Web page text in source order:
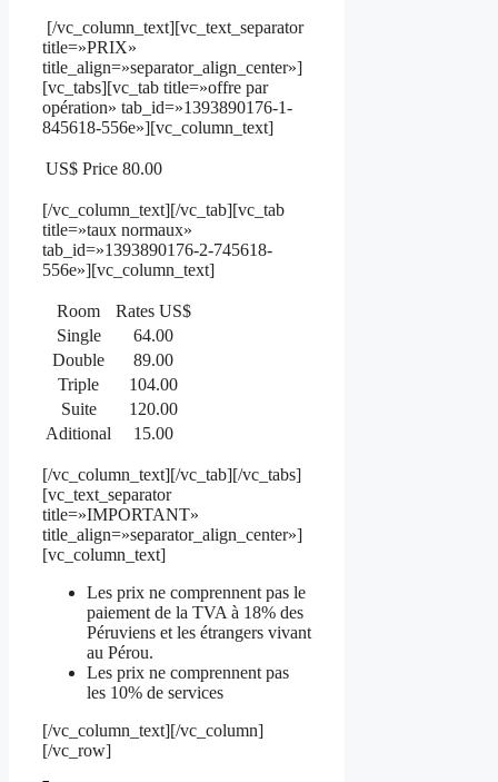
[/vc_column_text][vc_text_separator
title=»PRIX»
title_align=»separator_align_center»]
[vc_tabs][vc_tab title=»offre par
opération» tab_id=»1393890176-1-
845618-556e»][vc_column_text]
US$ Price 80.00
[/vc_column_text][/vc_tab][vc_tab
title=»taux normaux»
tab_id=»1393890176-2-745618-
556e»][vc_column_text]
Room
Rates US$
Single
64.00
Double
89.00
Triple
104.00
Suite
120.00
Aditional
15.00
[/vc_column_text][/vc_tab][/vc_tabs]
[vc_text_separator
title=»IMPORTANT»
title_align=»separator_align_center»]
[vc_column_text]
Les prix ne comprennent pas le
paiement de la TVA à 18% des
Péruviens et les étrangers vivant
au Pérou.
Les prix ne comprennent pas
les 10% de services
[/vc_column_text][/vc_column]
[/vc_row]